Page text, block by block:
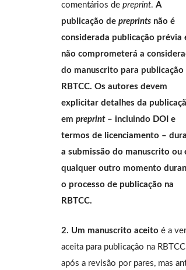
comentários de preprint. A
publicação de preprints não é
considerada publicação prévia
não comprometerá a
do manuscrito para publicação
RBTCC. Os autores devem
explicitar detalhes da
em preprint– incluindo DOI e
termos de licenciamento –
a submissão do manuscrito ou
qualquer outro momento
o processo de publicação na
RBTCC.
2. Um manuscrito aceito é a
aceita para publicação na RBTCC
após a revisão por pares, mas